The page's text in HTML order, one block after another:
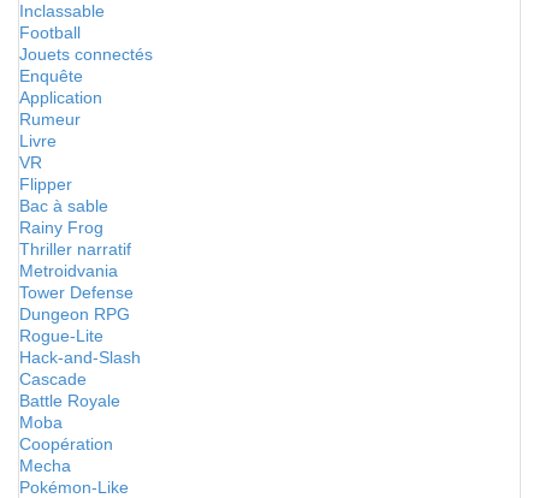
Inclassable
Football
Jouets connectés
Enquête
Application
Rumeur
Livre
VR
Flipper
Bac à sable
Rainy Frog
Thriller narratif
Metroidvania
Tower Defense
Dungeon RPG
Rogue-Lite
Hack-and-Slash
Cascade
Battle Royale
Moba
Coopération
Mecha
Pokémon-Like